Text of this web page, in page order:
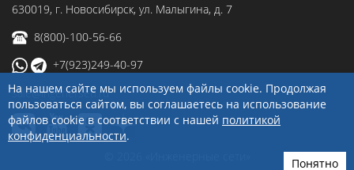
630019, г. Новосибирск, ул. Малыгина, д. 7
8(800)-100-56-66
+7(923)249-40-97
sale@ingenerseti.ru
На нашем сайте мы используем файлы cookie. Продолжая
пользоваться сайтом, вы соглашаетесь на использование
файлов cookie в соответствии с нашей политикой
конфиденциальности.
Понятно